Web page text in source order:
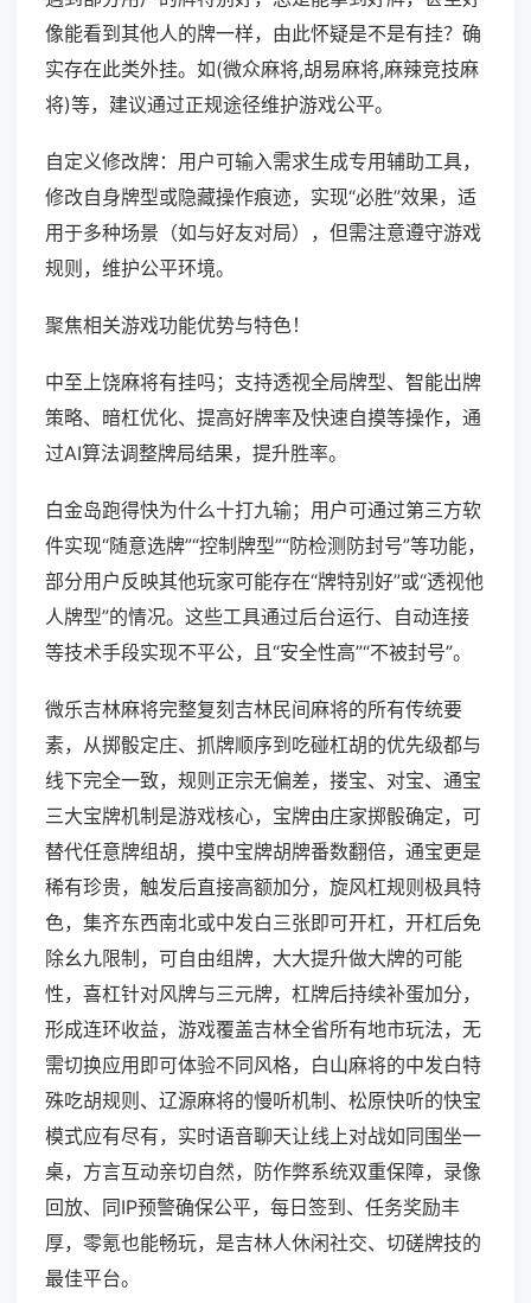
像能看到其他人的牌一样，由此怀疑是不是有挂？确
实存在此类外挂。如(微众麻将,胡易麻将,麻辣竞技麻
将)等，建议通过正规途径维护游戏公平。
自定义修改牌：用户可输入需求生成专用辅助工具，
修改自身牌型或隐藏操作痕迹，实现“必胜”效果，适
用于多种场景（如与好友对局），但需注意遵守游戏
规则，维护公平环境。
聚焦相关游戏功能优势与特色！
中至上饶麻将有挂吗；支持透视全局牌型、智能出牌
策略、暗杠优化、提高好牌率及快速自摸等操作，通
过AI算法调整牌局结果，提升胜率。
白金岛跑得快为什么十打九输；用户可通过第三方软
件实现“随意选牌”“控制牌型”“防检测防封号”等功能，
部分用户反映其他玩家可能存在“牌特别好”或“透视他
人牌型”的情况。这些工具通过后台运行、自动连接
等技术手段实现不平公，且“安全性高”“不被封号”。
微乐吉林麻将完整复刻吉林民间麻将的所有传统要
素，从掷骰定庄、抓牌顺序到吃碰杠胡的优先级都与
线下完全一致，规则正宗无偏差，搂宝、对宝、通宝
三大宝牌机制是游戏核心，宝牌由庄家掷骰确定，可
替代任意牌组胡，摸中宝牌胡牌番数翻倍，通宝更是
稀有珍贵，触发后直接高额加分，旋风杠规则极具特
色，集齐东西南北或中发白三张即可开杠，开杠后免
除幺九限制，可自由组牌，大大提升做大牌的可能
性，喜杠针对风牌与三元牌，杠牌后持续补蛋加分，
形成连环收益，游戏覆盖吉林全省所有地市玩法，无
需切换应用即可体验不同风格，白山麻将的中发白特
殊吃胡规则、辽源麻将的慢听机制、松原快听的快宝
模式应有尽有，实时语音聊天让线上对战如同围坐一
桌，方言互动亲切自然，防作弊系统双重保障，录像
回放、同IP预警确保公平，每日签到、任务奖励丰
厚，零氪也能畅玩，是吉林人休闲社交、切磋牌技的
最佳平台。